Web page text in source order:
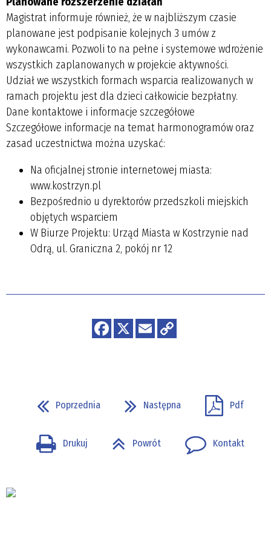
Magistrat informuje również, że w najbliższym czasie
planowane jest podpisanie kolejnych 3 umów z
wykonawcami. Pozwoli to na pełne i systemowe wdrożenie
wszystkich zaplanowanych w projekcie aktywności.
Udział we wszystkich formach wsparcia realizowanych w
ramach projektu jest dla dzieci całkowicie bezpłatny.
Dane kontaktowe i informacje szczegółowe
Szczegółowe informacje na temat harmonogramów oraz
zasad uczestnictwa można uzyskać:
Na oficjalnej stronie internetowej miasta:
www.kostrzyn.pl
Bezpośrednio u dyrektorów przedszkoli miejskich
objętych wsparciem
W Biurze Projektu: Urząd Miasta w Kostrzynie nad
Odrą, ul. Graniczna 2, pokój nr 12
Poprzednia Następna Pdf
Drukuj Powrót Kontakt